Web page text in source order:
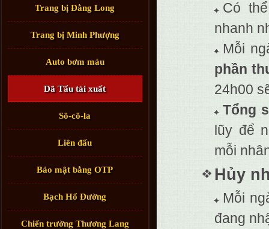
Trang bị Đằng Long
Trang bị Minh Phượng
Auto bơm máu
Dã Tẩu tái xuất
Sô-cô-la
Liên đấu
Bảo mật bằng OTP
Bạch Hổ Đường
Chiến trường Thương Lang
Có
nhanh
Mỗi
phần
24h00
Tổng
lũy để
mỗi
Hủy
Mỗi
đang